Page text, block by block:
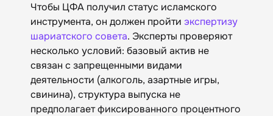
Чтобы ЦФА получил статус исламского
инструмента, он должен пройти экспертизу
шариатского совета. Эксперты проверяют
несколько условий: базовый актив не
связан с запрещенными видами
деятельности (алкоголь, азартные игры,
свинина), структура выпуска не
предполагает фиксированного процентного